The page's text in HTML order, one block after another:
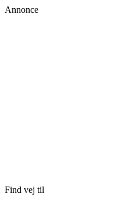
Annonce
Find vej til